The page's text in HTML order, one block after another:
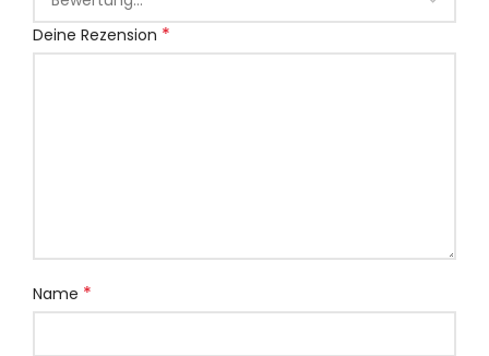
Deine Rezension *
Name *